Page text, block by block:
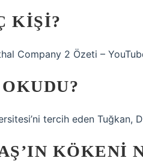
KIŞI?
Company 2 Özeti –
tercih eden Tuğkan,
KÖKENI